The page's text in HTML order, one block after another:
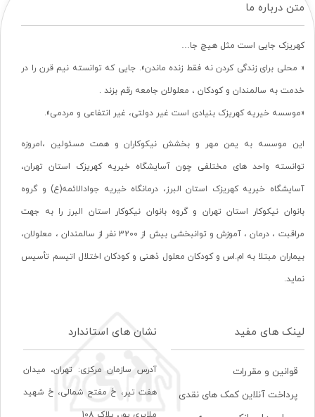
متن درباره ما
کهریزک جایی است مثل هیچ جا…
« محلی برای زندگی کردن نه فقط زنده ماندن». جایی که توانسته نیم قرن را در
خدمت به سالمندان و کودکان ، معلولان جامعه رقم بزند .
«موسسه خیریه کهریزک بنیادی است غیر دولتی، غیر انتفاعی و مردمی».
این موسسه به یمن مهر و بخشش نیکوکاران و همت مسئولین ،امروزه
توانسته واحد های مختلفی چون آسایشگاه خیریه کهریزک استان تهران،
آسایشگاه خیریه کهریزک استان البرز، درمانگاه خیریه جوادالائمه(ع) و گروه
بانوان نیکوکار استان تهران و گروه بانوان نیکوکار استان البرز را به جهت
مراقبت ، درمان ، آموزش و توانبخشی بیش از 3200 نفر از سالمندان ، معلولان،
بیماران مبتلا به ام.اس و کودکان معلول ذهنی و کودکان اختلال اتیسم تأسیس
نماید.
لینک های مفید
قوانین و مقررات
پرداخت آنلاین کمک های نقدی
نشان های استاندارد
آدرس سازمان مرکزی: تهران، ميدان
هفت تير، خ مفتح شمالی، خ شهيد